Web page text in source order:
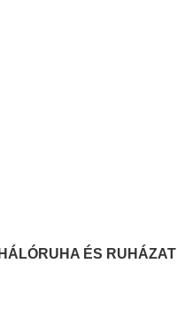
HÁLÓRUHA ÉS RUHÁZAT